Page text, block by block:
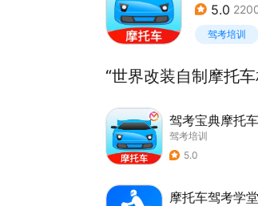
5.0
驾考培训
“世界改装自制摩托
驾考宝典摩托车
驾考培训
5.0
摩托车驾考学堂